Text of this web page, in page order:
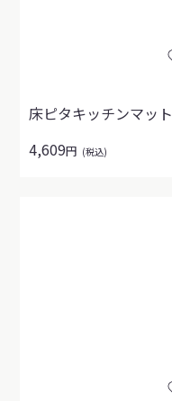
床ピタキッチンマット
4,609円 (税込)